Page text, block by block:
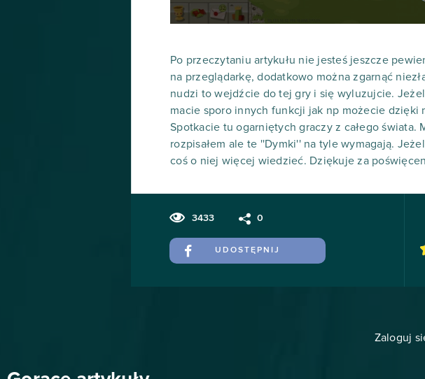
Po przeczytaniu artykułu nie jesteś jeszcze
na przeglądarkę, dodatkowo można zgarnąć
nudzi to wejdźcie do tej gry i się wyluzujcie.
macie sporo innych funkcji jak np możecie dzięki
Spotkacie tu ogarniętych graczy z całego
rozpisałem ale te ''Dymki'' na tyle wymagają.
coś o niej więcej wiedzieć. Dziękuje za
3433 0
UDOSTĘPNIJ
Zaloguj